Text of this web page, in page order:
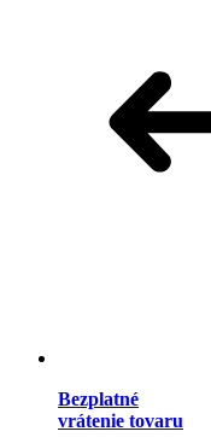
Bezplatné
vrátenie tovaru